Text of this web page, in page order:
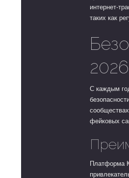
интернет-
таких как
2026
С каждым
фейковых
Платформа